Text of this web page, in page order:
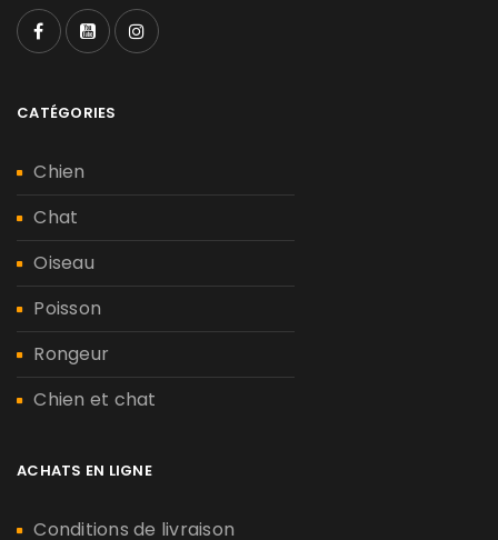
CATÉGORIES
Chien
Chat
Oiseau
Poisson
Rongeur
Chien et chat
ACHATS EN LIGNE
Conditions de livraison